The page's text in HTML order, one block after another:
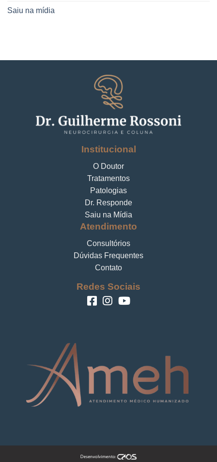
Saiu na mídia
Institucional
O Doutor
Tratamentos
Patologias
Dr. Responde
Saiu na Mídia
Atendimento
Consultórios
Dúvidas Frequentes
Contato
Redes Sociais